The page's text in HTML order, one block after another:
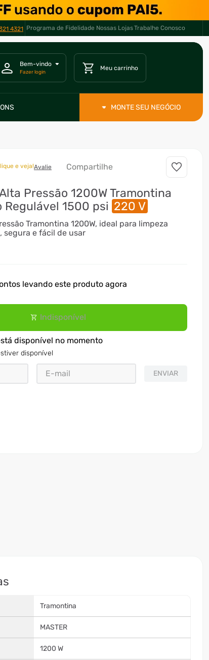
*10X *
4321 Programa de Fidelidade Nossas LojasTrabalhe Conosco
MONTE SEU NEGÓCIO
e veja!Avalie Compartilhe
Pressão 1200W Tramontina
Regulável 1500 psi 220 V
Tramontina 1200W, ideal para limpeza
segura e fácil de usar
levando este produto agora
Indisponível
disponível no momento
disponível
ENVIAR
Tramontina
MASTER
1200 W